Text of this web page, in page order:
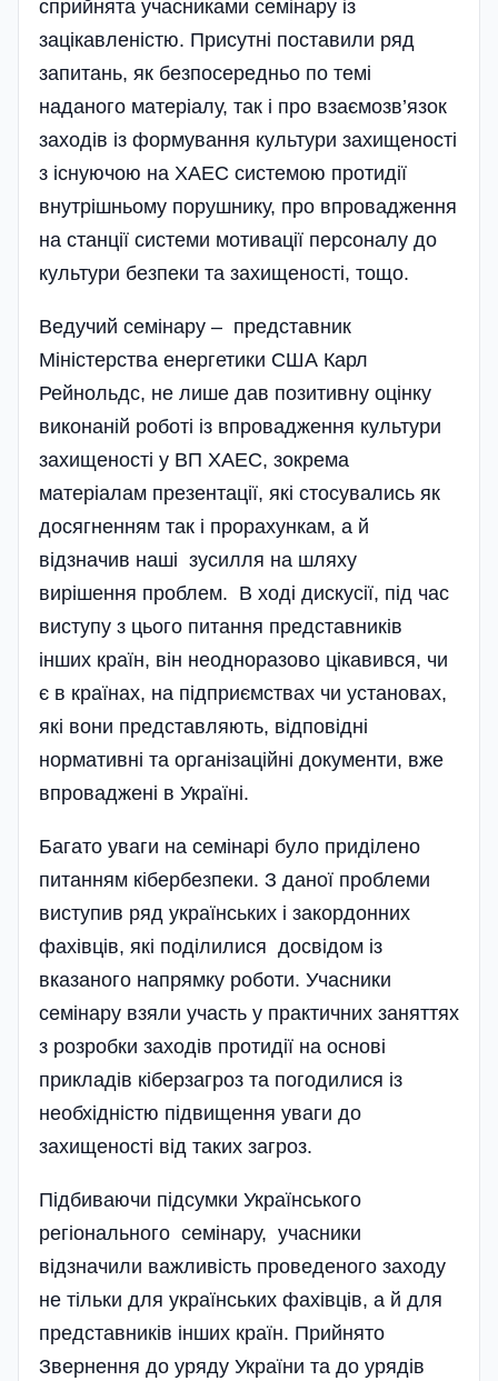
сприйнята учасниками семінару із
зацікавленістю. Присутні поставили ряд
запитань, як безпосередньо по темі
наданого матері­алу, так і про взаємозв’язок
заходів із формування культури захищеності
з існуючою на ХАЕС системою протидії
внутрішньому порушнику, про впровадження
на станції системи мотивації персоналу до
культури безпеки та захищеності, тощо.
Ведучий семінару – представник
Міністерства енергетики США Карл
Рейнольдс, не лише дав позитивну оцінку
виконаній роботі із впровадження культури
захищеності у ВП ХАЕС, зокрема
матеріалам презентації, які стосувались як
досягненням так і прорахункам, а й
відзначив наші зусилля на шляху
вирішення проблем. В ході дискусії, під час
виступу з цього питання представників
інших країн, він неодноразово цікавився, чи
є в країнах, на підприємствах чи установах,
які вони представляють, відповідні
нормативні та організаційні документи, вже
впроваджені в Україні.
Багато уваги на семінарі було приділено
питанням кібербезпеки. З даної проблеми
виступив ряд українських і закордонних
фахівців, які поділилися досвідом із
вказаного напрямку роботи. Учасники
семінару взяли участь у практичних заняттях
з розробки заходів протидії на основі
прикладів кі­бер­загроз та погодилися із
необхідні­стю підвищення уваги до
захищеності від таких загроз.
Підбиваючи під­сумки Українського
регіонального семінару, учасники
відзначили важливість проведеного заходу
не тільки для українських фахівців, а й для
представників інших країн. Прийнято
Звернення до уряду України та до урядів